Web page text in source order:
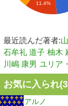
11.4%
最近読んだ著者:
石牟礼 道子 柚木
川嶋 康男 ユリア
お気に入られ(
アルノ